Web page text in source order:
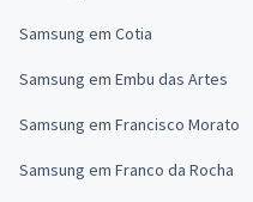
Samsung em Cotia
Samsung em Embu das Artes
Samsung em Francisco Morato
Samsung em Franco da Rocha